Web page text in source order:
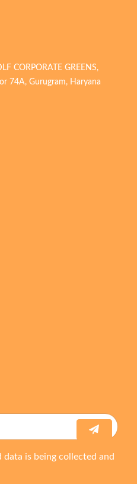
CORPORATE GREENS,
74A, Gurugram, Haryana
data is being collected and